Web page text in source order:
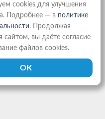
cookies для улучшения
Подробнее — в политике
. Продолжая
сайтом, вы даёте согласие
файлов cookies.